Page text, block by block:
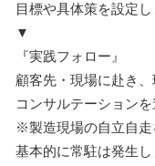
目標や具体策を設定し
▼
『実践フォロー』
顧客先・現場に赴き
コンサルテーションを
※製造現場の自立自走
基本的に常駐は発生